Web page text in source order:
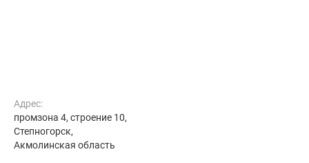
Адрес:
промзона 4, строение 10,
Степногорск,
Акмолинская область